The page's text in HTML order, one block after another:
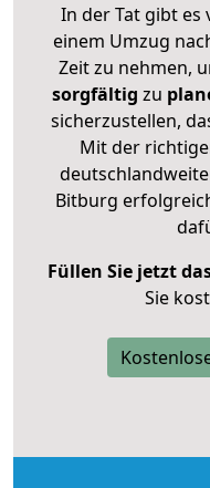
In der Tat gibt es
einem Umzug
Zeit zu nehmen,
sorgfältig zu
sicherzustellen,
Mit der
Bitburg
Füllen Sie jetzt
Sie